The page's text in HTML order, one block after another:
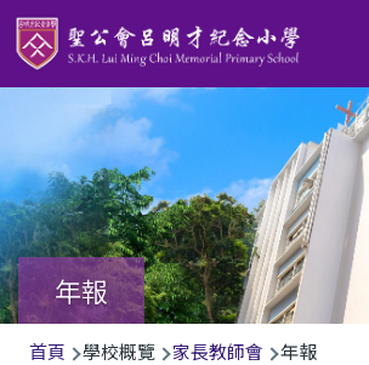
移至主內容
年報
導
首頁 學校概覽 家長教師會 年報